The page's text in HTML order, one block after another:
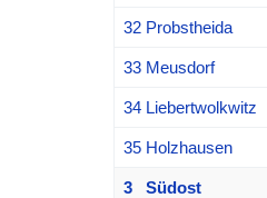
32 Probstheida
33 Meusdorf
34 Liebertwolkwitz
35 Holzhausen
3 Südost